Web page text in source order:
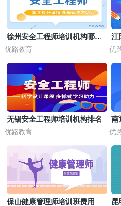
徐州安全工程师培训机构哪家
好
优路教育
江
培
优
无锡安全工程师培训机构排名
优路教育
南
优
保山健康管理师培训班费用 昆